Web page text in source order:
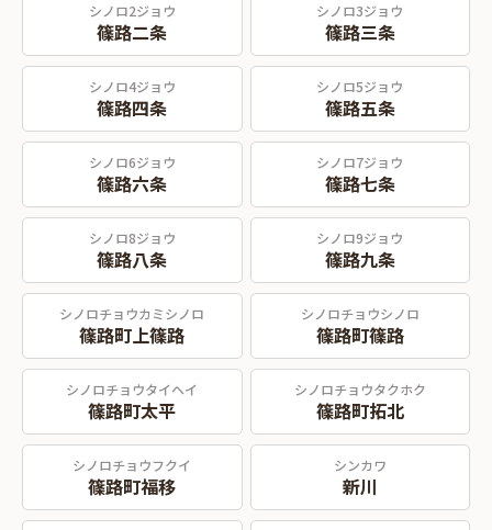
シノロ2ジョウ
篠路二条
シノロ3ジョウ
篠路三条
シノロ4ジョウ
篠路四条
シノロ5ジョウ
篠路五条
シノロ6ジョウ
篠路六条
シノロ7ジョウ
篠路七条
シノロ8ジョウ
篠路八条
シノロ9ジョウ
篠路九条
シノロチョウカミシノロ
篠路町上篠路
シノロチョウシノロ
篠路町篠路
シノロチョウタイヘイ
篠路町太平
シノロチョウタクホク
篠路町拓北
シノロチョウフクイ
篠路町福移
シンカワ
新川